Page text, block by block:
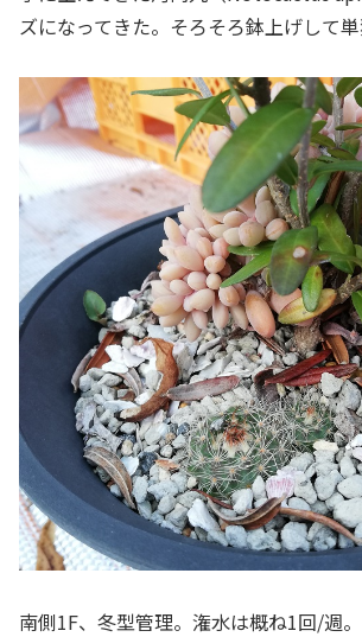
ズになってきた。そろそろ鉢上げして単
南側1F、冬型管理。潅水は概ね1回/週